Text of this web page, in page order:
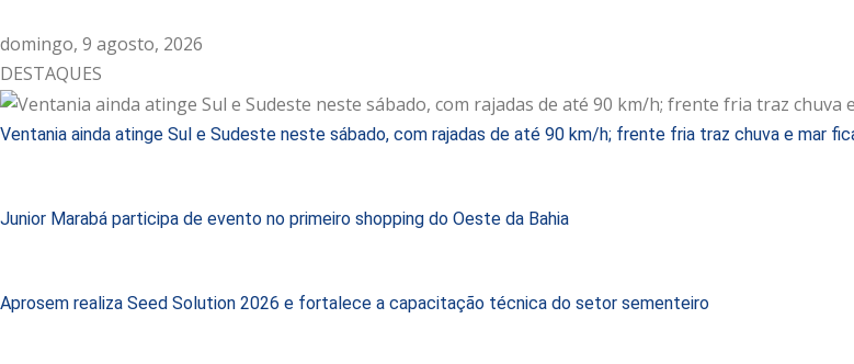
domingo, 9 agosto, 2026
DESTAQUES
Ventania ainda atinge Sul e Sudeste neste sábado, com rajadas de até 90 km/h; frente fria traz chuva e mar
Junior Marabá participa de evento no primeiro shopping do Oeste da Bahia
Aprosem realiza Seed Solution 2026 e fortalece a capacitação técnica do setor sementeiro